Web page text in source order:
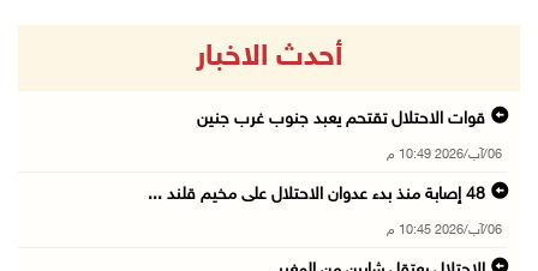
أحدث الاخبار
قوات الاحتلال تقتحم يعبد جنوب غرب جنين
06/آب/2026 10:49 م
48 إصابة منذ بدء عدوان الاحتلال على مخيم قلند ...
06/آب/2026 10:45 م